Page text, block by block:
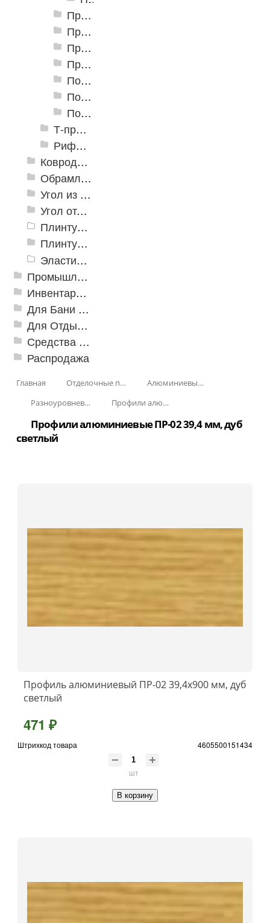
Профили алюминиевые разноуровневые ПР-03 32 мм
Профили алюминиевые разноуровневые ПР-04 45 мм
Профили алюминиевые разноуровневые ПР-05 50 мм
Профили алюминиевые разноуровневые ПР-06 41 мм
Пороги алюминиевые разноуровневые С-1 32х3,2 мм (открытый крепеж)
Пороги алюминиевые разноуровневые С-2 32х8 мм (открытый крепеж)
Пороги алюминиевые разноуровневые С-4 39,4х12 мм (открытый крепеж)
Т-профиль
Рифленые алюминиевые листы и углы квинтет
Ковродержатели
Обрамление
Угол из ПВХ
Угол отделочный арочный
Плинтус для столешниц
Плинтусы «KronPlast»
Эластичный напольно-стыковочный профиль Cezar
Промышленный текстиль
Инвентарь для клининга
Для Бани и Сауны
Для Отдыха и Пикника
Средства от насекомых и садовых вредителей
Распродажа
Главная Отделочные профили
Алюминиевые пороги
Разноуровневые алюминиевые профили
Профили алюминиевые разноуровневые ПР-02 39,4 мм
Профили алюминиевые ПР-02 39,4 мм, дуб
светлый
Профиль алюминиевый ПР-02 39,4x900 мм, дуб
светлый
471 ₽
Штрихкод товара 4605500151434
шт
В корзину